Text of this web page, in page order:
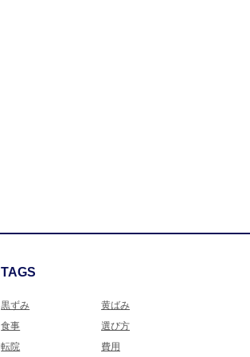
TAGS
黒ずみ
黄ばみ
食事
選び方
転院
費用